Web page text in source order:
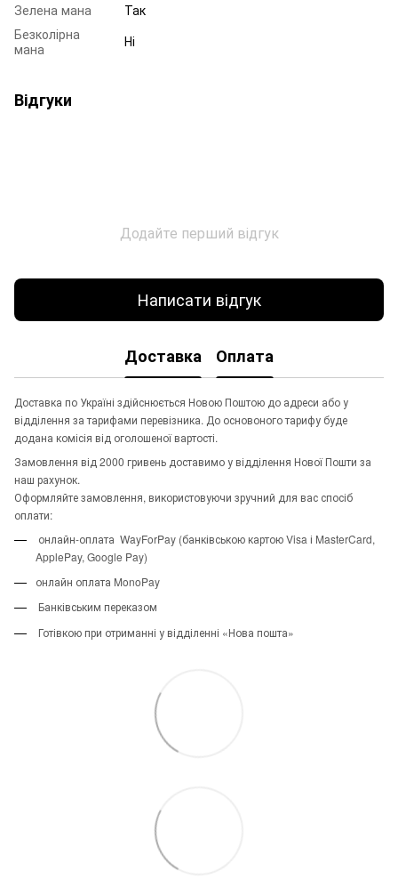
Зелена мана
Так
Безколірна
мана
Ні
Відгуки
Додайте перший відгук
Написати відгук
Доставка Оплата
Доставка по Україні здійснюється Новою Поштою до адреси або у
відділення за тарифами перевізника. До основоного тарифу буде
додана комісія від оголошеної вартості.
Замовлення від 2000 гривень доставимо у відділення Нової Пошти за
наш рахунок.
Оформляйте замовлення, використовуючи зручний для вас спосіб
оплати:
онлайн-оплата WayForPay (банківською картою Visa і MasterCard,
ApplePay, Google Pay)
онлайн оплата MonoPay
Банківським переказом
Готівкою при отриманні у відділенні «Нова пошта»